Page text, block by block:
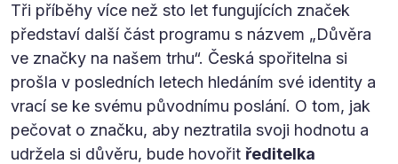
Tři příběhy více než sto let fungujících značek
představí další část programu s názvem „Důvěra
ve značky na našem trhu“. Česká spořitelna si
prošla v posledních letech hledáním své identity a
vrací se ke svému původnímu poslání. O tom, jak
pečovat o značku, aby neztratila svoji hodnotu a
udržela si důvěru, bude hovořit ředitelka